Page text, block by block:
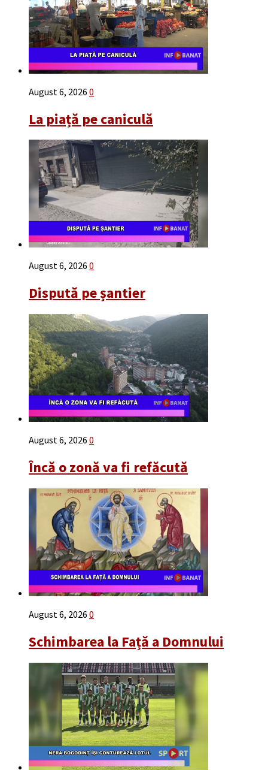
August 6, 2026 0
La piață pe caniculă
August 6, 2026 0
Dispută pe șantier
August 6, 2026 0
Încă o zonă va fi refăcută
August 6, 2026 0
Schimbarea la Față a Domnului